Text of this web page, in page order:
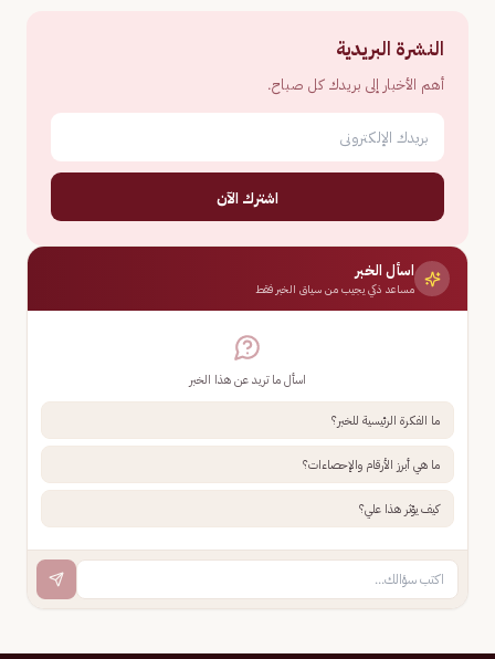
النشرة البريدية
أهم الأخبار إلى بريدك كل صباح.
اشترك الآن
اسأل الخبر
مساعد ذكي يجيب من سياق الخبر فقط
اسأل ما تريد عن هذا الخبر
ما الفكرة الرئيسية للخبر؟
ما هي أبرز الأرقام والإحصاءات؟
كيف يؤثر هذا علي؟